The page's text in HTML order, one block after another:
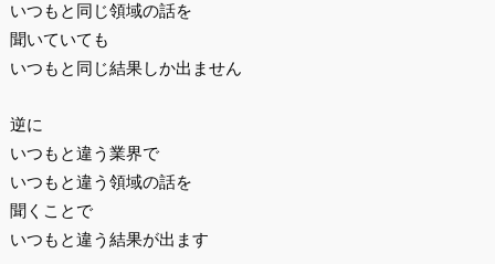
いつもと同じ領域の話を
聞いていても
いつもと同じ結果しか出ません
逆に
いつもと違う業界で
いつもと違う領域の話を
聞くことで
いつもと違う結果が出ます